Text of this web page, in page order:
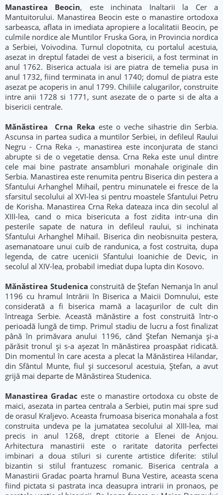
Manastirea Beocin, este inchinata Inaltarii la Cer a
Mantuitorului. Manastirea Beocin este o manastire ortodoxa
sarbeasca, aflata in imediata apropiere a localitatii Beocin, pe
culmile nordice ale Muntilor Fruska Gora, in Provincia nordica
a Serbiei, Voivodina. Turnul clopotnita, cu portalul acestuia,
asezat in dreptul fatadei de vest a bisericii, a fost terminat in
anul 1762. Biserica actuala isi are piatra de temelia pusa in
anul 1732, fiind terminata in anul 1740; domul de piatra este
asezat pe acoperis in anul 1799. Chiliile calugarilor, construite
intre anii 1728 si 1771, sunt asezate de o parte si de alta a
bisericii centrale.
Mănăstirea Crna Reka este o veche sihastrie din Serbia.
Ascunsa in partea sudica a muntilor Serbiei, in defileul Raului
Negru - Crna Reka -, manastirea este inconjurata de stanci
abrupte si de o vegetatie densa. Crna Reka este unul dintre
cele mai bine pastrate ansambluri monahale originale din
Serbia. Manastirea este renumita pentru Biserica din pestera a
Sfantului Arhanghel Mihail, pentru minunatele ei fresce de la
sfarsitul secolului al XVI-lea si pentru moastele Sfantului Petru
de Korisha. Manastirea Crna Reka dateaza inca din secolul al
XIII-lea, cand o mica bisericuta a fost zidita intr-una din
pesterile sapate de natura in defileul raului, si inchinata
Sfantului Arhanghel Mihail. Biserica din neobisnuita pestera,
asemanatoare unui cuib de randunica, a fost costruita, dupa
legenda, de catre ucenicii Sfantului Ioanichie de Devic, in
secolul al XIV-lea, probabil imediat dupa lupta din Kosovo.
Mănăstirea Studenica construită de Ştefan Nemanja în anul
1196 cu hramul Intrării în Biserica a Maicii Domnului, este
considerată a fi biserica mamă a lacaşurilor de cult din
întreaga Serbie. Această mănăstire a fost construită într-o
perioadă lungă de timp. Primul stadiu de lucru a fost finalizat
până în primăvara anului 1196, când Ştefan Nemanja şi-a
părăsit tronul şi s-a aşezat în mănăstirea proaspăat ridicată.
Din momentul în care acesta a plecat la Mănăstirea Hilandar,
din Sfântul Munte, fiul şi succesorul acestuia, Ştefan, a avut
grijă mai departe de Mănăstirea Studenica.
Manastirea Gradac este o manastire ortodoxa cu obste de
maici, asezata in partea centrala a Serbiei, putin mai spre sud
de orasul Kraljevo. Aceasta frumoasa biserica monahala a fost
construita undeva pe la jumatatea secolului al XIII-lea, mai
precis in anul 1268, drept ctitorie a Elenei de Anjou.
Arhitectura manastirii este o raritate datorita perfectei
imbinari a doua stiluri si curente artistice diferite: stilul
bizantin si stilul frantuzesc romanic. Biserica centrala a
Manastirii Gradac poarta hramul Buna Vestire, aceasta scena
fiind pictata si pastrata inca deasupra intrarii in pronaos, pe